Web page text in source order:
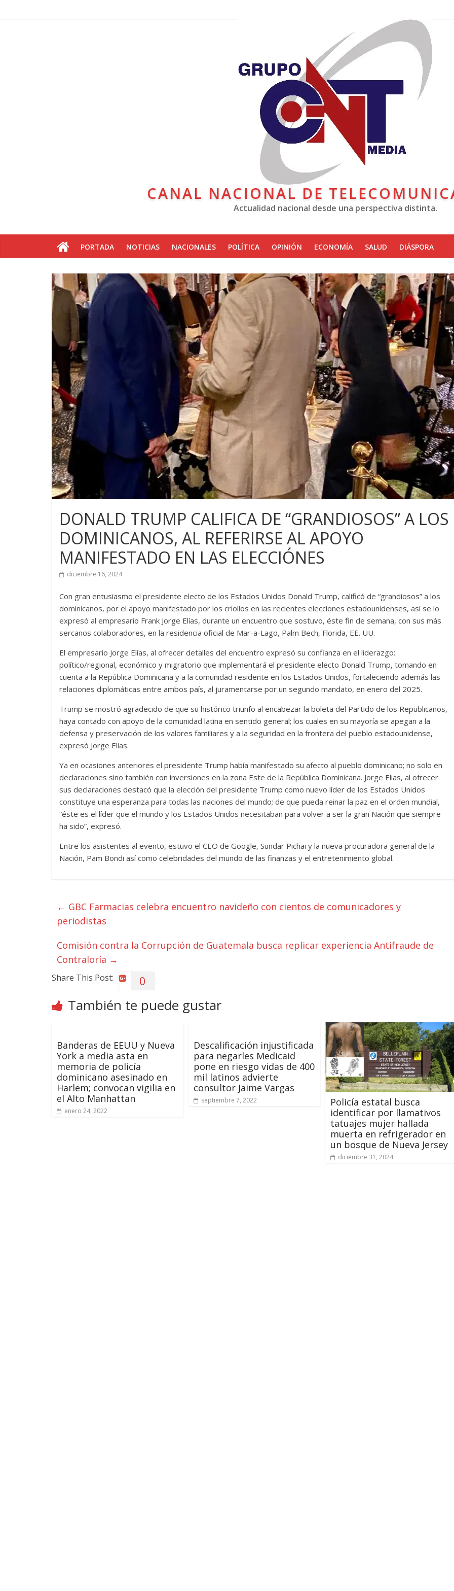
CANAL NACIONAL DE
Actualidad nacional desde una perspectiva distinta.
PORTADA NOTICIAS NACIONALES POLÍTICA OPINIÓN ECONOMÍA SALUD DIÁSPORA
DONALD TRUMP CALIFICA DE “GRANDIOSOS” A LOS
DOMINICANOS, AL REFERIRSE AL APOYO
MANIFESTADO EN LAS ELECCIÓNES
diciembre 16, 2024
Con gran entusiasmo el presidente electo de los Estados Unidos Donald Trump, calificó de “grandiosos” a los
dominicanos, por el apoyo manifestado por los criollos en las recientes elecciones estadounidenses, así se lo
expresó al empresario Frank Jorge Elías, durante un encuentro que sostuvo, éste fin de semana, con sus más
sercanos colaboradores, en la residencia oficial de Mar-a-Lago, Palm Bech, Florida, EE. UU.
El empresario Jorge Elías, al ofrecer detalles del encuentro expresó su confianza en el liderazgo:
político/regional, económico y migratorio que implementará el presidente electo Donald Trump, tomando en
cuenta a la República Dominicana y a la comunidad residente en los Estados Unidos, fortaleciendo además las
relaciones diplomáticas entre ambos país, al juramentarse por un segundo mandato, en enero del 2025.
Trump se mostró agradecido de que su histórico triunfo al encabezar la boleta del Partido de los Republicanos,
haya contado con apoyo de la comunidad latina en sentido general; los cuales en su mayoría se apegan a la
defensa y preservación de los valores familiares y a la seguridad en la frontera del pueblo estadounidense,
expresó Jorge Elías.
Ya en ocasiones anteriores el presidente Trump había manifestado su afecto al pueblo dominicano; no solo en
declaraciones sino también con inversiones en la zona Este de la República Dominicana. Jorge Elias, al ofrecer
sus declaraciones destacó que la elección del presidente Trump como nuevo líder de los Estados Unidos
constituye una esperanza para todas las naciones del mundo; de que pueda reinar la paz en el orden mundial,
“éste es el líder que el mundo y los Estados Unidos necesitaban para volver a ser la gran Nación que siempre
ha sido”, expresó.
Entre los asistentes al evento, estuvo el CEO de Google, Sundar Pichai y la nueva procuradora general de la
Nación, Pam Bondi así como celebridades del mundo de las finanzas y el entretenimiento global.
← GBC Farmacias celebra encuentro navideño con cientos de comunicadores y
periodistas
Comisión contra la Corrupción de Guatemala busca replicar experiencia Antifraude de
Contraloría →
Share This Post: 0
También te puede gustar
Banderas de EEUU y Nueva
York a media asta en
memoria de policía
dominicano asesinado en
Harlem; convocan vigilia en
el Alto Manhattan
enero 24, 2022
Descalificación injustificada
para negarles Medicaid
pone en riesgo vidas de 400
mil latinos advierte
consultor Jaime Vargas
septiembre 7, 2022
Policía estatal busca
identificar por llamativos
tatuajes mujer hallada
muerta en refrigerador en
un bosque de Nueva Jersey
diciembre 31, 2024